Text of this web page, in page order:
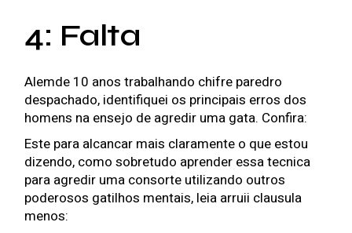
4: Falta
Alemde 10 anos trabalhando chifre paredro
despachado, identifiquei os principais erros dos
homens na ensejo de agredir uma gata. Confira:
Este para alcancar mais claramente o que estou
dizendo, como sobretudo aprender essa tecnica
para agredir uma consorte utilizando outros
poderosos gatilhos mentais, leia arruii clausula
menos: